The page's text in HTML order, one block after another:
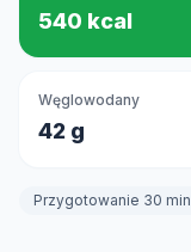
540 kcal
Węglowodany
42 g
Przygotowanie 30 min